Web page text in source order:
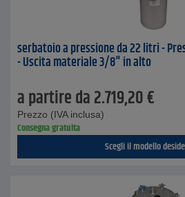
serbatoio a pressione da 22 litri -
- Uscita materiale 3/8" in alto
a partire da2.719,20€
Prezzo (IVA inclusa)
Consegna gratuita
Scegli il modello